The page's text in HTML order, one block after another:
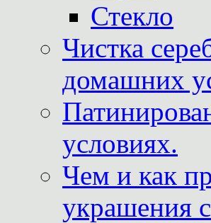
Стекло
Чистка
домашних
условиях.
Чем и как
украшения